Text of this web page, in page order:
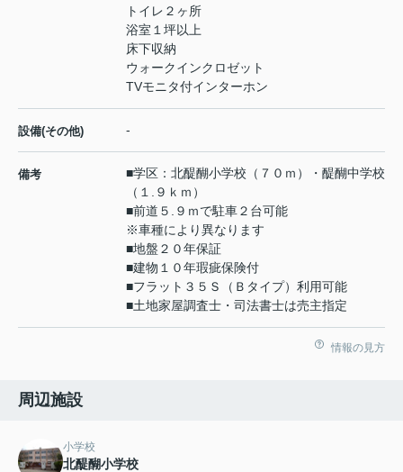
トイレ２ヶ所
浴室１坪以上
床下収納
ウォークインクロゼット
TVモニタ付インターホン
設備(その他) -
備考
■学区：北醍醐小学校（７０ｍ）・醍醐中学校
（１.９ｋｍ）
■前道５.９ｍで駐車２台可能
※車種により異なります
■地盤２０年保証
■建物１０年瑕疵保険付
■フラット３５Ｓ（Ｂタイプ）利用可能
■土地家屋調査士・司法書士は売主指定
情報の見方
周辺施設
小学校
北醍醐小学校